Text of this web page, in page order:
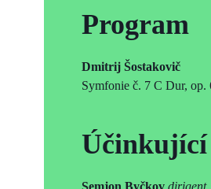
Program
Dmitrij Šostakovič
Symfonie č. 7 C Dur, op.
Účinkující
Semjon Byčkov dirigent